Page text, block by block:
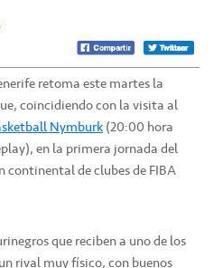
retoma este martes la
coincidiendo con la visita al
Nymburk(20:00 hora
en la primera jornada del
continental de clubes de FIBA
que reciben a uno de los
rival muy físico, con buenos